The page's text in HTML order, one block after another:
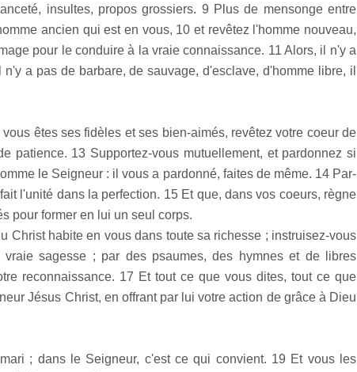
insultes, propos grossiers. 9 Plus de mensonge entre
ancien qui est en vous, 10 et revêtez l'homme nouveau,
pour le conduire à la vraie connaissance. 11 Alors, il n'y a
a pas de barbare, de sauvage, d'esclave, d'homme libre, il
êtes ses fidèles et ses bien-aimés, revêtez votre coeur de
patience. 13 Supportez-vous mutuellement, et pardonnez si
le Seigneur : il vous a pardonné, faites de même. 14 Par-
l'unité dans la perfection. 15 Et que, dans vos coeurs, règne
pour former en lui un seul corps.
Christ habite en vous dans toute sa richesse ; instruisez-vous
sagesse ; par des psaumes, des hymnes et de libres
reconnaissance. 17 Et tout ce que vous dites, tout ce que
Jésus Christ, en offrant par lui votre action de grâce à Dieu
; dans le Seigneur, c'est ce qui convient. 19 Et vous les